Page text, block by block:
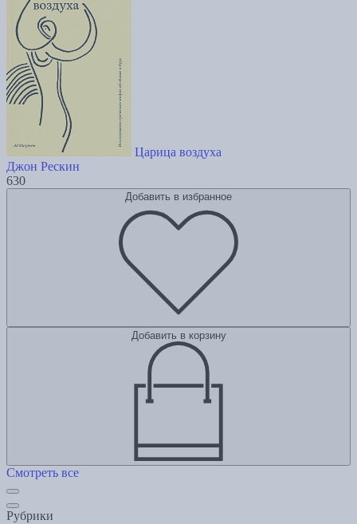
Царица воздуха
Джон Рескин
630
Добавить в избранное
Добавить в корзину
Смотреть все
Рубрики